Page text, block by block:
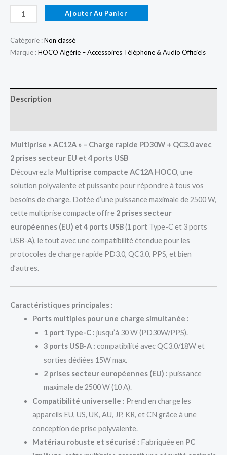
Ajouter Au Panier
Catégorie :Non classé
Marque :HOCO Algérie – Accessoires Téléphone & Audio Officiels
Description
Multiprise « AC12A » – Charge rapide PD30W + QC3.0 avec
2 prises secteur EU et 4 ports USB
Découvrez la Multiprise compacte AC12A HOCO, une
solution polyvalente et puissante pour répondre à tous vos
besoins de charge. Dotée d’une puissance maximale de 2500 W,
cette multiprise compacte offre 2 prises secteur
européennes (EU) et4 ports USB(1 port Type-C et 3 ports
USB-A), le tout avec une compatibilité étendue pour les
protocoles de charge rapide PD3.0, QC3.0, PPS, et bien
d’autres.
Caractéristiques principales :
Ports multiples pour une charge simultanée :
1 port Type-C : jusqu’à 30 W (PD30W/PPS).
3 ports USB-A : compatibilité avec QC3.0/18W et
sorties dédiées 15W max.
2 prises secteur européennes (EU) : puissance
maximale de 2500 W (10 A).
Compatibilité universelle : Prend en charge les
appareils EU, US, UK, AU, JP, KR, et CN grâce à une
conception de prise polyvalente.
Matériau robuste et sécurisé : Fabriquée en PC